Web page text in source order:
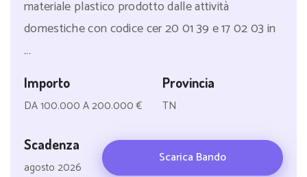
materiale plastico prodotto dalle attività
domestiche con codice cer 20 01 39 e 17 02 03 in
...
Importo
DA 100.000 A 200.000 €
Provincia
TN
Scadenza
agosto 2026
Scarica Bando